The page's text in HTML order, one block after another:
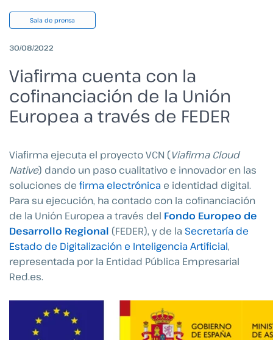
Sala de prensa
30/08/2022
Viafirma cuenta con la
cofinanciación de la Unión
Europea a través de FEDER
Viafirma ejecuta el proyecto VCN (Viafirma Cloud
Native) dando un paso cualitativo e innovador en las
soluciones de firma electrónica e identidad digital.
Para su ejecución, ha contado con la cofinanciación
de la Unión Europea a través del Fondo Europeo de
Desarrollo Regional (FEDER), y de la Secretaría de
Estado de Digitalización e Inteligencia Artificial,
representada por la Entidad Pública Empresarial
Red.es.